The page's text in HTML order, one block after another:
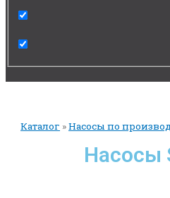
Каталог »Насосы по
Насосы